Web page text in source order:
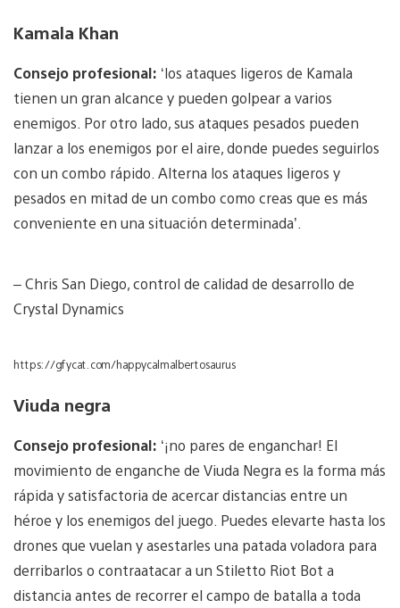
Kamala Khan
Consejo profesional: ‘los ataques ligeros de Kamala
tienen un gran alcance y pueden golpear a varios
enemigos. Por otro lado, sus ataques pesados pueden
lanzar a los enemigos por el aire, donde puedes seguirlos
con un combo rápido. Alterna los ataques ligeros y
pesados en mitad de un combo como creas que es más
conveniente en una situación determinada’.
– Chris San Diego, control de calidad de desarrollo de
Crystal Dynamics
https://gfycat.com/happycalmalbertosaurus
Viuda negra
Consejo profesional: ‘¡no pares de enganchar! El
movimiento de enganche de Viuda Negra es la forma más
rápida y satisfactoria de acercar distancias entre un
héroe y los enemigos del juego. Puedes elevarte hasta los
drones que vuelan y asestarles una patada voladora para
derribarlos o contraatacar a un Stiletto Riot Bot a
distancia antes de recorrer el campo de batalla a toda